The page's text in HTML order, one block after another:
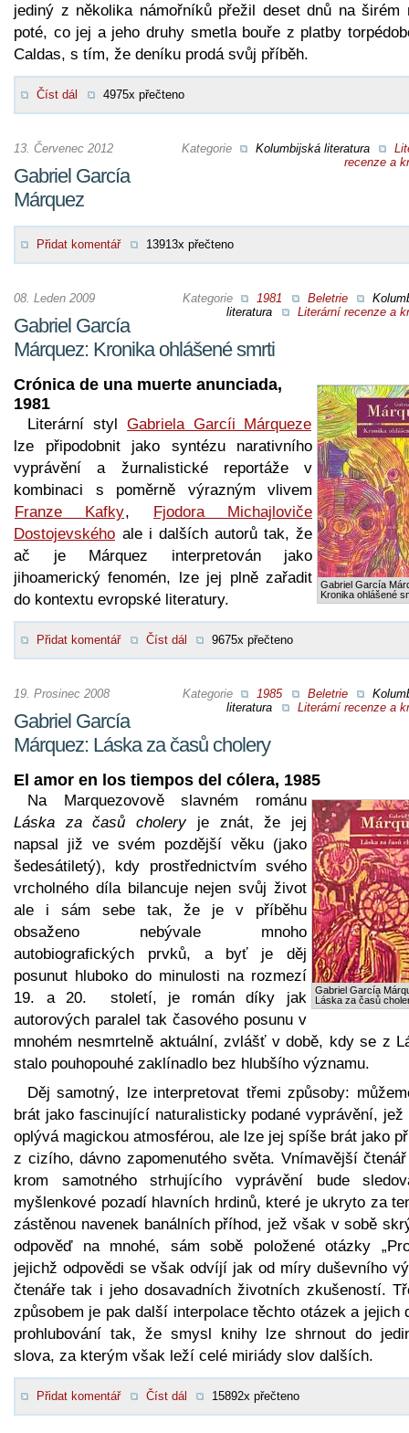
jediný z několika námořníků přežil deset dnů na širém
poté, co jej a jeho druhy smetla bouře z platby
Caldas, s tím, že deníku prodá svůj příběh.
Číst dál 4975x přečteno
Kategorie Kolumbijská literatura
recenze a
13. Červenec 2012
Gabriel García
Márquez
Přidat komentář 13913x přečteno
Kategorie 1981 Beletrie
literatura
Literární recenze a
08. Leden 2009
Gabriel García
Márquez: Kronika ohlášené smrti
Gabriel García
Kronika ohlášené
Crónica de una muerte anunciada,
1981
Literární styl Gabriela Garcíi Márqueze
lze připodobnit jako syntézu narativního
vyprávění a žurnalistické reportáže v
kombinaci s poměrně výrazným vlivem
Franze Kafky,
Fjodora Michajloviče
Dostojevského ale i dalších autorů tak, že
ač je Márquez interpretován jako
jihoamerický fenomén, lze jej plně zařadit
do kontextu evropské literatury.
Přidat komentář Číst dál 9675x přečteno
Kategorie 1985 Beletrie
literatura
Literární recenze a
19. Prosinec 2008
Gabriel García
Márquez: Láska za časů cholery
El amor en los tiempos del cólera, 1985
Gabriel García
Láska za časů
Na Marquezovově slavném románu
Láska za časů choleryje znát, že jej
napsal již ve svém pozdější věku (jako
šedesátiletý), kdy prostřednictvím svého
vrcholného díla bilancuje nejen svůj život
ale i sám sebe tak, že je v příběhu
obsaženo nebývale mnoho
autobiografických prvků, a byť je děj
posunut hluboko do minulosti na rozmezí
19. a 20. století, je román díky jak
autorových paralel tak časového posunu v
mnohém nesmrtelně aktuální, zvlášť v době, kdy se z
stalo pouhopouhé zaklínadlo bez hlubšího významu.
Děj samotný, lze interpretovat třemi způsoby:
brát jako fascinující naturalisticky podané vyprávění, jež
oplývá magickou atmosférou, ale lze jej spíše brát jako
z cizího, dávno zapomenutého světa. Vnímavější
krom samotného strhujícího vyprávění bude
myšlenkové pozadí hlavních hrdinů, které je ukryto za
zástěnou navenek banálních příhod, jež však v sobě
odpověď na mnohé, sám sobě položené otázky
jejichž odpovědi se však odvíjí jak od míry duševního
čtenáře tak i jeho dosavadních životních zkušeností.
způsobem je pak další interpolace těchto otázek a jejich
prohlubování tak, že smysl knihy lze shrnout do
slova, za kterým však leží celé miriády slov dalších.
Přidat komentář Číst dál 15892x přečteno